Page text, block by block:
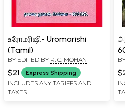
உரோமரிஷி- Uromarishi
(Tamil)
BY EDITED BY R. C. MOHAN
$21 Express Shipping
INCLUDES ANY TARIFFS AND
TAXES